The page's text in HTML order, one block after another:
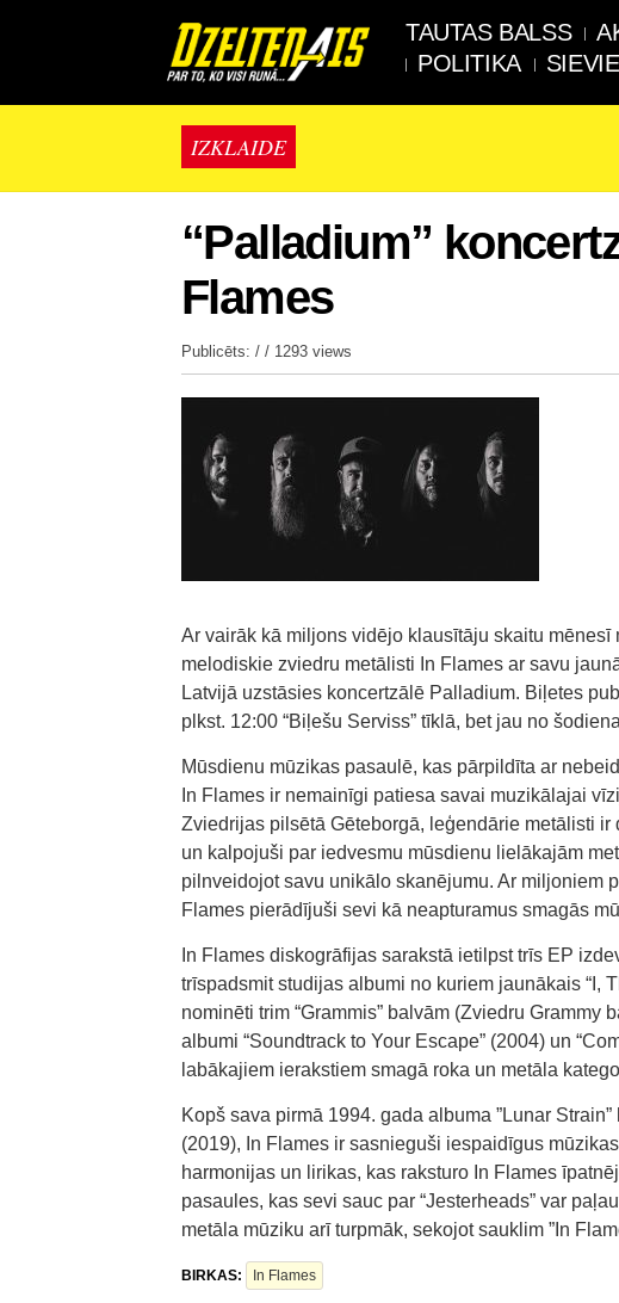
TAUTAS BALSS
POLITIKA
IZKLAIDE
“Palladium”
Flames
Publicēts: / / 1293 views
Ar vairāk kā miljons vidējo klausītāju skaitu
melodiskie zviedru metālisti In Flames ar savu
Latvijā uzstāsies koncertzālē Palladium. Biļetes
plkst. 12:00 “Biļešu Serviss” tīklā, bet jau no
Mūsdienu mūzikas pasaulē, kas pārpildīta ar
In Flames ir nemainīgi patiesa savai muzikālajai
Zviedrijas pilsētā Gēteborgā, leģendārie metālisti
un kalpojuši par iedvesmu mūsdienu lielākajām
pilnveidojot savu unikālo skanējumu. Ar miljoniem
Flames pierādījuši sevi kā neapturamus smagās
In Flames diskogrāfijas sarakstā ietilpst trīs EP
trīspadsmit studijas albumi no kuriem jaunākais “I,
nominēti trim “Grammis” balvām (Zviedru
albumi “Soundtrack to Your Escape” (2004) un
labākajiem ierakstiem smagā roka un metāla
Kopš sava pirmā 1994. gada albuma ”Lunar
(2019), In Flames ir sasnieguši iespaidīgus
harmonijas un lirikas, kas raksturo In Flames
pasaules, kas sevi sauc par “Jesterheads” var
metāla mūziku arī turpmāk, sekojot sauklim ”In
BIRKAS: In Flames